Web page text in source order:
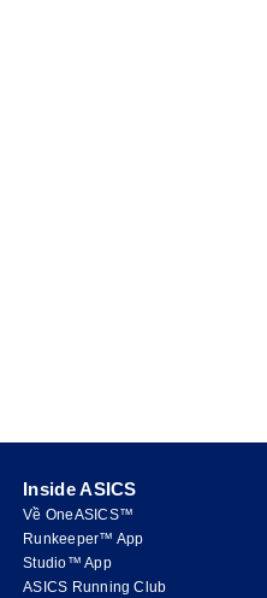
Inside ASICS
Về OneASICS™
Runkeeper™ App
Studio™ App
ASICS Running Club